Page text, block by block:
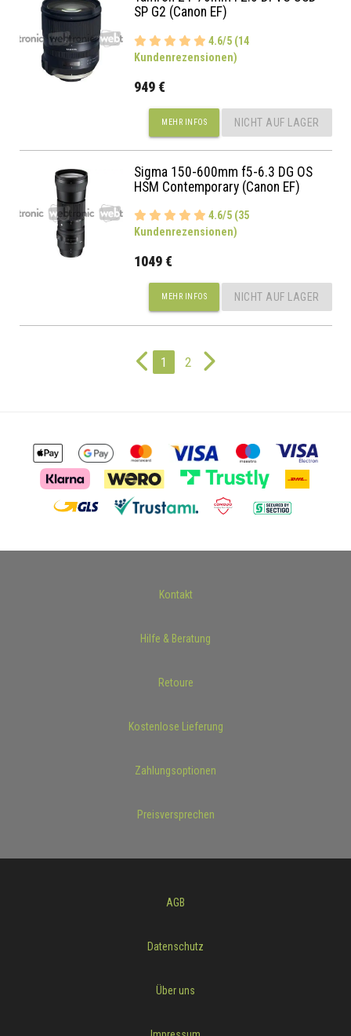
SP G2 (Canon EF)
4.6/5 (14
Kundenrezensionen)
949 €
MEHR INFOS NICHT AUF LAGER
Sigma 150-600mm f5-6.3 DG OS
HSM Contemporary (Canon EF)
4.6/5 (35
Kundenrezensionen)
1049 €
MEHR INFOS NICHT AUF LAGER
1 2
Kontakt
Hilfe & Beratung
Retoure
Kostenlose Lieferung
Zahlungsoptionen
Preisversprechen
AGB
Datenschutz
Über uns